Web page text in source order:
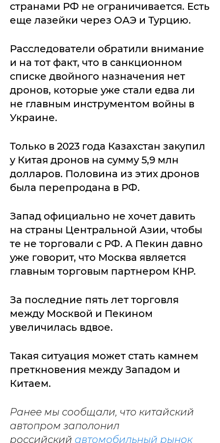
странами РФ не ограничивается. Есть
еще лазейки через ОАЭ и Турцию.
Расследователи обратили внимание
и на тот факт, что в санкционном
списке двойного назначения нет
дронов, которые уже стали едва ли
не главным инструментом войны в
Украине.
Только в 2023 года Казахстан закупил
у Китая дронов на сумму 5,9 млн
долларов. Половина из этих дронов
была перепродана в РФ.
Запад официально не хочет давить
на страны Центральной Азии, чтобы
те не торговали с РФ. А Пекин давно
уже говорит, что Москва является
главным торговым партнером КНР.
За последние пять лет торговля
между Москвой и Пекином
увеличилась вдвое.
Такая ситуация может стать камнем
преткновения между Западом и
Китаем.
Ранее мы сообщали, что китайский
автопром заполонил
российский автомобильный рынок